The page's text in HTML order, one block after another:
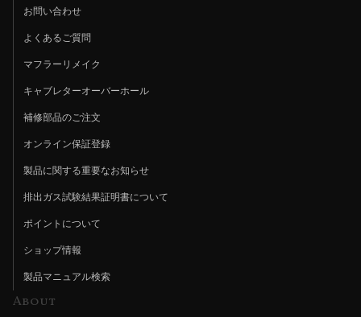
お問い合わせ
よくあるご質問
マフラーリメイク
キャブレターオーバーホール
補修部品のご注文
オンライン保証登録
製品に関する重要なお知らせ
排出ガス試験結果証明書について
ポイントについて
ショップ情報
製品マニュアル検索
About